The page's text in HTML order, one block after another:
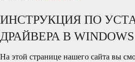
ИНСТРУКЦИЯ ПО
ДРАЙВЕРА В WINDOWS
На этой странице нашего сайта вы